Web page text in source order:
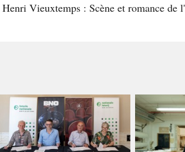
Henri Vieuxtemps : Scène et romance de